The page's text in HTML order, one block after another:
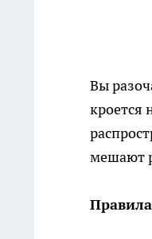
Вы
кроется
мешают